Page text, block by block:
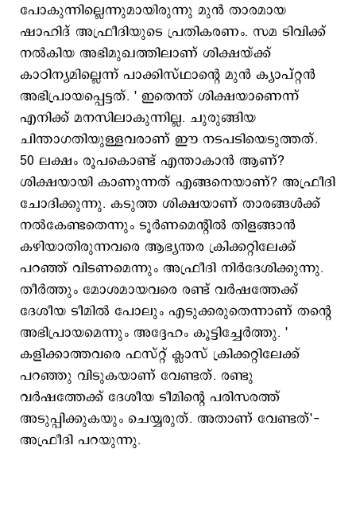
പോകുന്നില്ലെന്നുമായിരുന്നു മുന്‍ താരമായ
ഷാഹിദ് അഫ്രീദിയുടെ പ്രതികരണം. സമ ടിവിക്ക്
നല്‍കിയ അഭിമുഖത്തിലാണ് ശിക്ഷയ്ക്ക്
കാഠിന്യമില്ലെന്ന് പാക്കിസ്ഥാന്‍റെ മുന്‍ ക്യാപ്റ്റന്‍
അഭിപ്രായപ്പെട്ടത്. ' ഇതെന്ത് ശിക്ഷയാണെന്ന്
എനിക്ക് മനസിലാകുന്നില്ല. ചുരുങ്ങിയ
ചിന്താഗതിയുള്ളവരാണ് ഈ നടപടിയെടുത്തത്.
50 ലക്ഷം രൂപകൊണ്ട് എന്താകാന്‍ ആണ്?
ശിക്ഷയായി കാണുന്നത് എങ്ങനെയാണ്? അഫ്രീദി
ചോദിക്കുന്നു. കടുത്ത ശിക്ഷയാണ് താരങ്ങള്‍ക്ക്
നല്‍കേണ്ടതെന്നും ടൂര്‍ണമെന്‍റില്‍ തിളങ്ങാന്‍
കഴിയാതിരുന്നവരെ ആഭ്യന്തര ക്രിക്കറ്റിലേക്ക്
പറഞ്ഞ് വിടണമെന്നും അഫ്രീദി നിര്‍ദേശിക്കുന്നു.
തീര്‍ത്തും മോശമായവരെ രണ്ട് വര്‍ഷത്തേക്ക്
ദേശീയ ടീമില്‍ പോലും എടുക്കരുതെന്നാണ് തന്‍റെ
അഭിപ്രായമെന്നും അദ്ദേഹം കൂട്ടിച്ചേര്‍ത്തു. '
കളിക്കാത്തവരെ ഫസ്റ്റ് ക്ലാസ് ക്രിക്കറ്റിലേക്ക്
പറ‍‌ഞ്ഞു വിടുകയാണ് വേണ്ടത്. രണ്ടു
വര്‍ഷത്തേക്ക് ദേശീയ ടീമിന്റെ പരിസരത്ത്
അടുപ്പിക്കുകയും ചെയ്യരുത്. അതാണ് വേണ്ടത്'-
അഫ്രീദി പറയുന്നു.